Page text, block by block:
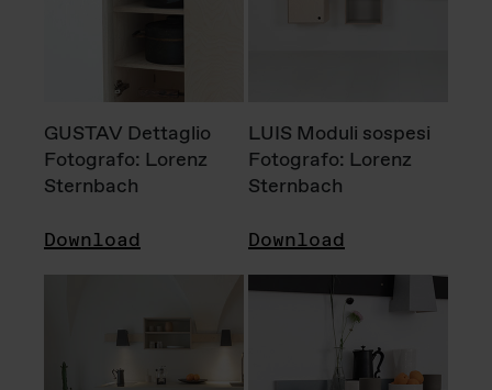
GUSTAV Dettaglio
Fotografo: Lorenz
Sternbach
Download
LUIS Moduli sospesi
Fotografo: Lorenz
Sternbach
Download